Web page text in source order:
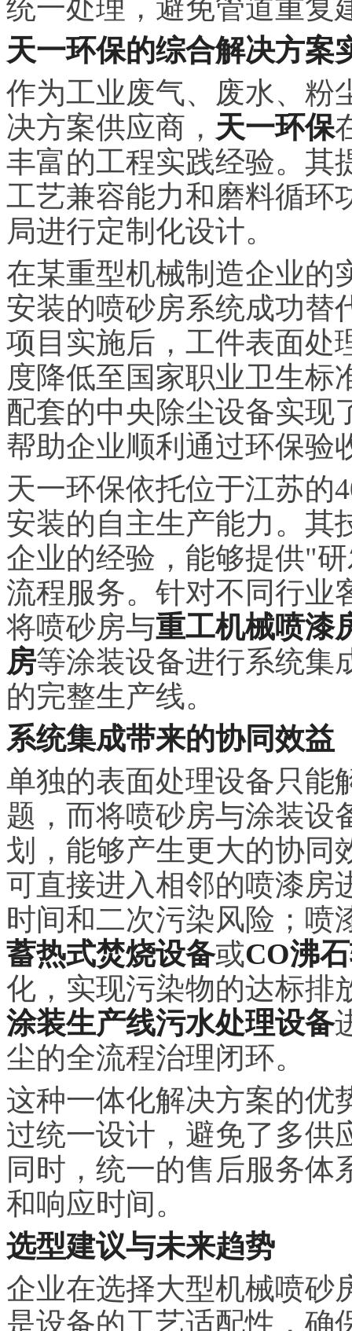
统一处理，避免管道重复
天一环保的综合解决方案
作为工业废气、废水、粉
决方案供应商， 天一环保
丰富的工程实践经验。其
工艺兼容能力和磨料循环
局进行定制化设计。
在某重型机械制造企业的
安装的喷砂房系统成功替
项目实施后，工件表面处
度降低至国家职业卫生标
配套的中央除尘设备实现
帮助企业顺利通过环保验
天一环保依托位于江苏的
安装的自主生产能力。其
企业的经验，能够提供"
流程服务。针对不同行业
将喷砂房与重工机械喷漆
房等涂装设备进行系统集
的完整生产线。
系统集成带来的协同效益
单独的表面处理设备只能
题，而将喷砂房与涂装设
划，能够产生更大的协同
可直接进入相邻的喷漆房
时间和二次污染风险；喷
蓄热式焚烧设备或CO沸
化，实现污染物的达标排
涂装生产线污水处理设备
尘的全流程治理闭环。
这种一体化解决方案的优
过统一设计，避免了多供
同时，统一的售后服务体
和响应时间。
选型建议与未来趋势
企业在选择大型机械喷砂
是设备的工艺适配性，确